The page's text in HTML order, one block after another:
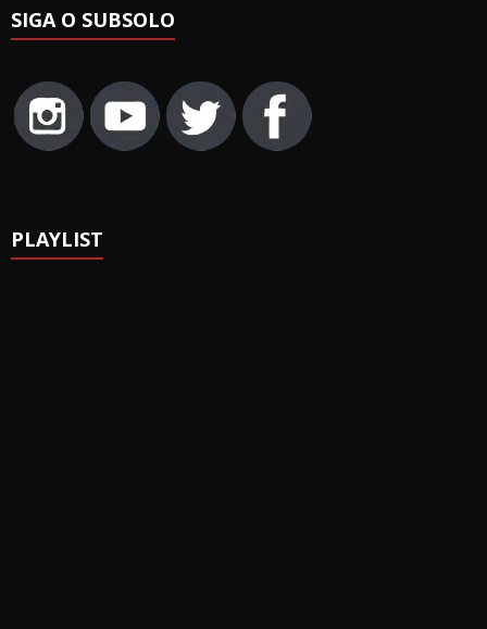
SIGA O SUBSOLO
PLAYLIST